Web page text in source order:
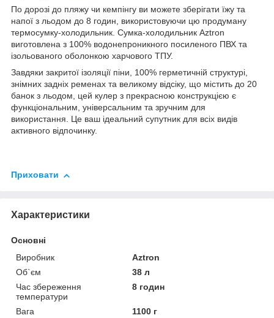
По дорозі до пляжу чи кемпінгу ви можете зберігати їжу та
напої з льодом до 8 годин, використовуючи цю продуману
термосумку-холодильник. Сумка-холодильник Aztron
виготовлена з 100% водонепроникного посиленого ПВХ та
ізольованого оболонкою харчового ТПУ.
Завдяки закритої ізоляції піни, 100% герметичній структурі,
знімних задніх ременах та великому відсіку, що містить до 20
банок з льодом, цей кулер з прекрасною конструкцією є
функціональним, універсальним та зручним для
використання. Це ваш ідеальний супутник для всіх видів
активного відпочинку.
Приховати
Характеристики
Основні
Виробник
Aztron
Об`єм
38 л
Час збереження
температури
8 годин
Вага
1100 г